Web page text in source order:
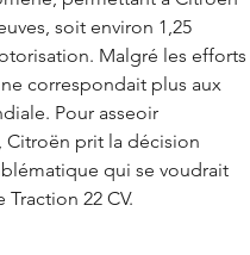
soit environ 1,25
Malgré les efforts
correspondait plus aux
Pour asseoir
prit la décision
qui se voudrait
22 CV.